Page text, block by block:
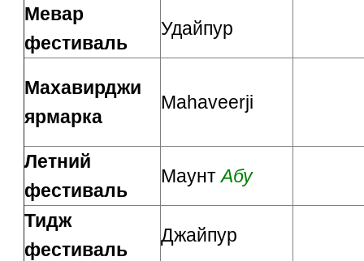
Мевар
фестиваль
Удайпур
Махавирджи
ярмарка
Mahaveerji
Летний
фестиваль
МаунтАбу
Тидж
фестиваль
Джайпур